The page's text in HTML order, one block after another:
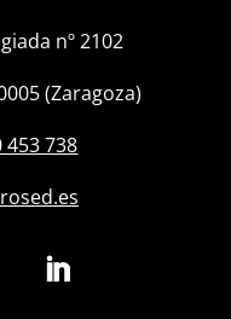
nº 2102
(Zaragoza)
453 738